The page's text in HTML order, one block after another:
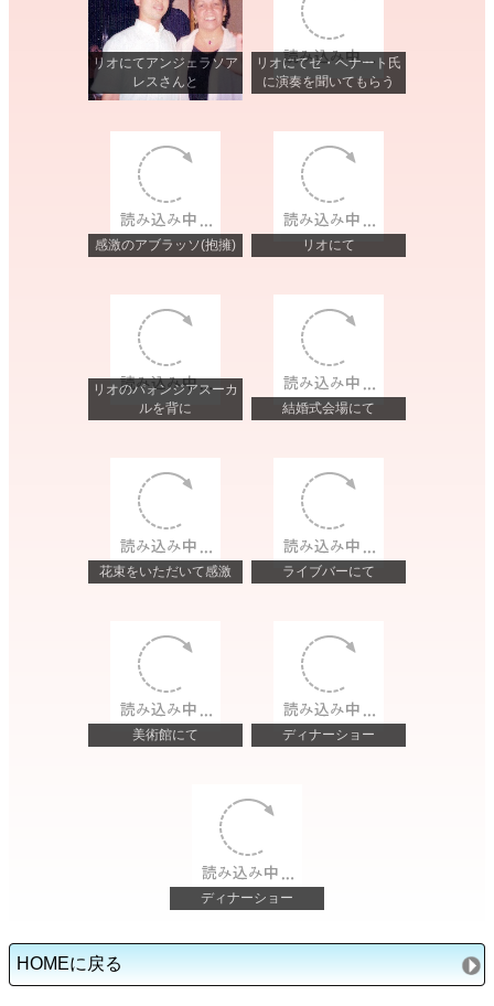
リオにてアンジェラソア
レスさんと
リオにてゼ・ヘナート氏
に演奏を聞いてもらう
感激のアブラッソ(抱擁) リオにて
リオのパォンジアスーカ
ルを背に
結婚式会場にて
花束をいただいて感激 ライブバーにて
美術館にて ディナーショー
ディナーショー
HOMEに戻る